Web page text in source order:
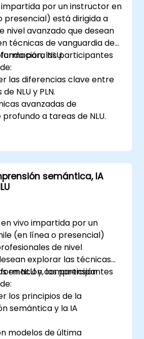
por un instructor en
presencial) está dirigida a
nivel avanzado que desean
técnicas de vanguardia de
para NLU.los participantes
las diferencias clave entre
NLU y PLN.
avanzadas de
a tareas de NLU.
y los mecanismos de
tendencias futuras en NLU
sistemas de inteligencia
semántica, IA
vivo impartida por un
(en línea o presencial)
de nivel
explorar las técnicas
en NLU y comprensión
los participantes
los principios de la
semántica y la IA
modelos de última